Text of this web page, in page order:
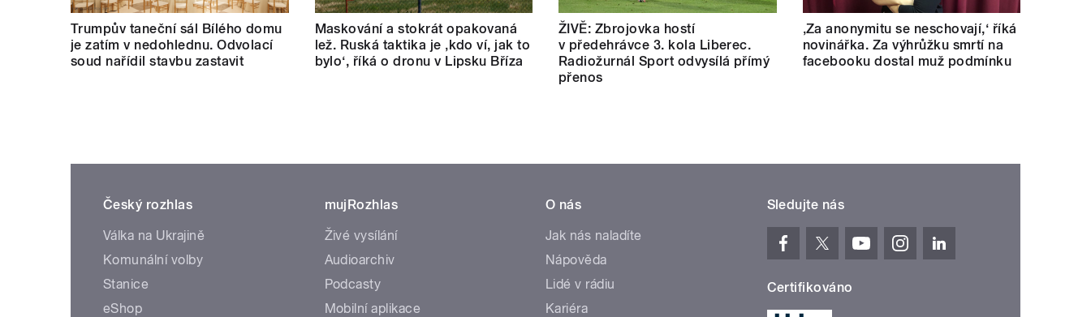
Trumpův taneční sál Bílého domu
je zatím v nedohlednu. Odvolací
soud nařídil stavbu zastavit
Maskování a stokrát opakovaná
lež. Ruská taktika je ‚kdo ví, jak to
bylo‘, říká o dronu v Lipsku Bříza
ŽIVĚ: Zbrojovka hostí
v předehrávce 3. kola Liberec.
Radiožurnál Sport odvysílá přímý
přenos
‚Za anonymitu se neschovají,‘ říká
novinářka. Za výhrůžku smrtí na
facebooku dostal muž podmínku
Český rozhlas
Válka na Ukrajině
Komunální volby
Stanice
eShop
mujRozhlas
Živé vysílání
Audioarchiv
Podcasty
Mobilní aplikace
O nás
Jak nás naladíte
Nápověda
Lidé v rádiu
Kariéra
Sledujte nás
Certifikováno